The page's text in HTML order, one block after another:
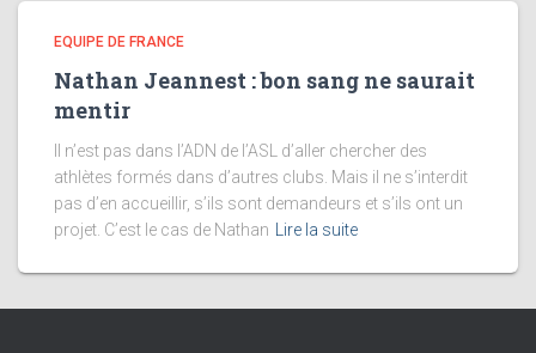
EQUIPE DE FRANCE
Nathan Jeannest : bon sang ne saurait
mentir
Il n’est pas dans l’ADN de l’ASL d’aller chercher des
athlètes formés dans d’autres clubs. Mais il ne s’interdit
pas d’en accueillir, s’ils sont demandeurs et s’ils ont un
projet. C’est le cas de Nathan
Lire la suite